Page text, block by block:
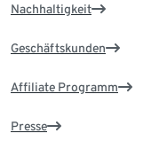
Nachhaltigkeit
Geschäftskunden
Affiliate Programm
Presse